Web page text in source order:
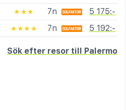
★★★ 7n
5 175:-
★★★★ 7n 5 192:-
Sök efter resor till Palermo